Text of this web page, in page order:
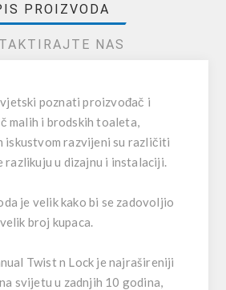
PROIZVODA
NAS
poznati proizvođač i
malih i brodskih toaleta,
iskustvom razvijeni su različiti
razlikuju u dizajnu i instalaciji.
je velik kako bi se zadovoljio
velik broj kupaca.
Twist n Lock je najrašireniji
svijetu u zadnjih 10 godina,